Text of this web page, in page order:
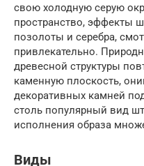
свою холодную серую
пространство, эффекты
позолоты и серебра,
привлекательно.
древесной структуры
каменную плоскость,
декоративных камней
столь популярный вид
исполнения образа
Виды